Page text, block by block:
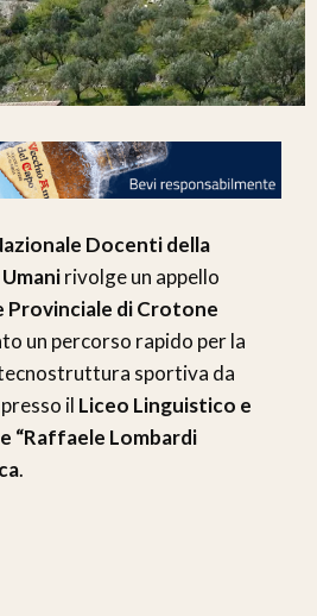
Docenti della
rivolge un appello
Provinciale di Crotone
un percorso rapido per la
sportiva da
il Liceo Linguistico e
“Raffaele Lombardi
.